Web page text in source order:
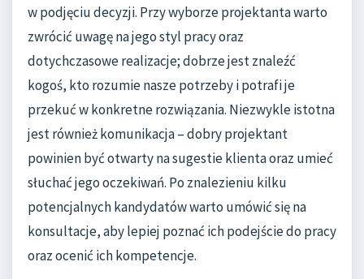
w podjęciu decyzji. Przy wyborze projektanta warto
zwrócić uwagę na jego styl pracy oraz
dotychczasowe realizacje; dobrze jest znaleźć
kogoś, kto rozumie nasze potrzeby i potrafi je
przekuć w konkretne rozwiązania. Niezwykle istotna
jest również komunikacja – dobry projektant
powinien być otwarty na sugestie klienta oraz umieć
słuchać jego oczekiwań. Po znalezieniu kilku
potencjalnych kandydatów warto umówić się na
konsultacje, aby lepiej poznać ich podejście do pracy
oraz ocenić ich kompetencje.